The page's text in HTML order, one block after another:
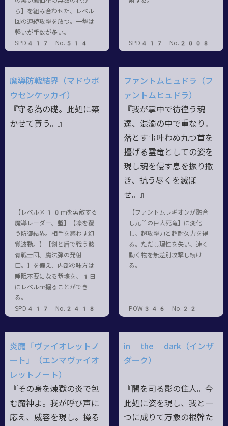
ら】を組み合わせた、レベル
回の連続攻撃を放つ。一撃は
軽いが手数が多い。
SPD417 No.514
SPD417 No.2008
魔導防戦結界（マドウボ
ウセンケッカイ）
『守る為の礎。此処に築
かせて貰う。』
【レベル×10ｍを索敵する
魔導レーダー。塹】【壕を覆
う防御結界。相手を惑わす幻
覚波動。】【剣と盾で戦う骸
骨戦士団。魔法弾の発射
口。】を備え、内部の味方は
睡眠不要になる塹壕を、1日
にレベルｍ掘ることができ
る。
SPD417 No.2418
ファントムヒュドラ（フ
ァントムヒュドラ）
『我が掌中で彷徨う魂
達、混濁の中で重なり。
落とす事叶わぬ九つ首を
擡げる霊竜としての姿を
現し魂を侵す息を振り撒
き、抗う尽くを滅ぼ
せ。』
【ファントムレギオンが融合
し九首の巨大死竜】に変化
し、超攻撃力と超耐久力を得
る。ただし理性を失い、速く
動く物を無差別攻撃し続け
る。
POW346 No.22
炎魔「ヴァイオレットノ
ート」（エンマヴァイオ
レットノート）
『その身を煉獄の炎で包
む魔神よ。我が呼び声に
応え、威容を現し。操る
in the dark（インザ
ダーク）
『闇を司る影の住人。今
此処に姿を現し、我と一
つに成りて万象の根幹た